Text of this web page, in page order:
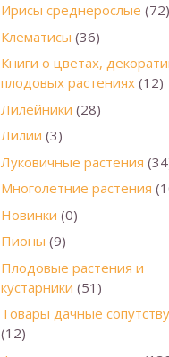
Ирисы среднерослые (72)
Клематисы (36)
Книги о цветах,
плодовых растениях (12)
Лилейники (28)
Лилии (3)
Луковичные растения
Многолетние растения
Новинки (0)
Пионы (9)
Плодовые растения и
кустарники (51)
Товары дачные
(12)